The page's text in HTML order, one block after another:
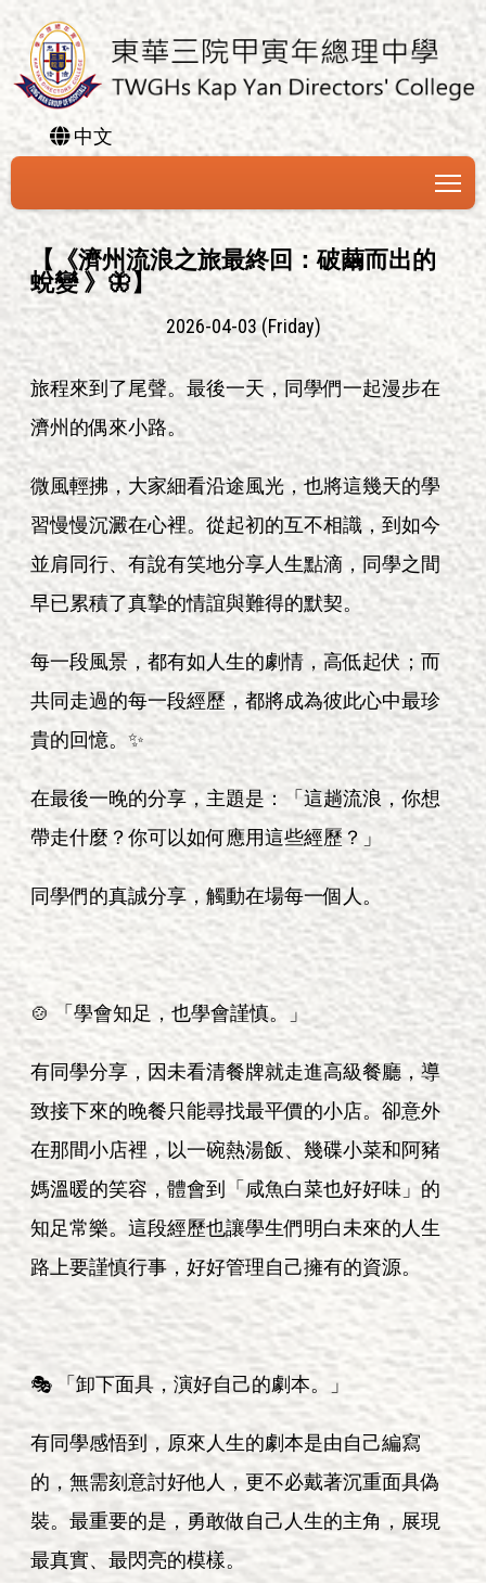
中文
【《濟州流浪之旅最終回：破繭而出的
蛻變 》🦋】
2026-04-03 (Friday)
旅程來到了尾聲。最後一天，同學們一起漫步在
濟州的偶來小路。
微風輕拂，大家細看沿途風光，也將這幾天的學
習慢慢沉澱在心裡。從起初的互不相識，到如今
並肩同行、有說有笑地分享人生點滴，同學之間
早已累積了真摯的情誼與難得的默契。
每一段風景，都有如人生的劇情，高低起伏；而
共同走過的每一段經歷，都將成為彼此心中最珍
貴的回憶。✨
在最後一晚的分享，主題是：「這趟流浪，你想
帶走什麼？你可以如何應用這些經歷？」
同學們的真誠分享，觸動在場每一個人。
🍲 「學會知足，也學會謹慎。」
有同學分享，因未看清餐牌就走進高級餐廳，導
致接下來的晚餐只能尋找最平價的小店。卻意外
在那間小店裡，以一碗熱湯飯、幾碟小菜和阿豬
媽溫暖的笑容，體會到「咸魚白菜也好好味」的
知足常樂。這段經歷也讓學生們明白未來的人生
路上要謹慎行事，好好管理自己擁有的資源。
🎭 「卸下面具，演好自己的劇本。」
有同學感悟到，原來人生的劇本是由自己編寫
的，無需刻意討好他人，更不必戴著沉重面具偽
裝。最重要的是，勇敢做自己人生的主角，展現
最真實、最閃亮的模樣。